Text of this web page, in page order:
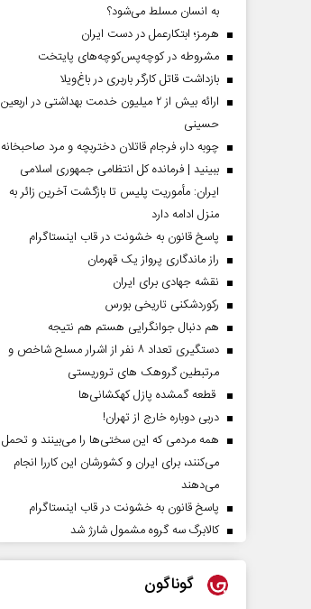
به انسان مسلط می‌شود؟
هرمز؛ ابتکارعمل در دست ایران
مشروطه در کوچه‌پس‌کوچه‌های پایتخت
بازداشت قاتل کارگر باربری در باغ‌ویلا
ارائه بیش از ۲ میلیون خدمت بهداشتی در اربعین
حسینی
چوبه دار، فرجام قاتلان دختربچه و مرد صاحبخانه
ببینید | فرمانده کل انتظامی جمهوری اسلامی
ایران­: مأموریت پلیس تا بازگشت آخرین زائر به
منزل ادامه دارد
پاسخ قانون به خشونت در قاب اینستاگرام
راز ماندگاری پرواز یک قهرمان
نقشه جهادی برای ایران
رکوردشکنی تاریخی بورس
هم دنبال جوانگرایی هستم هم نتیجه
دستگیری تعداد ۸ نفر از اشرار مسلح شاخص و
مرتبطین گروهک های تروریستی
قطعه گمشده پازل کهکشانی‌ها
دربی دوباره خارج از تهران!
همه مردمی که این سختی‌ها را می‌بینند و تحمل
می‌کنند، برای ایران و کشورشان این کاررا انجام
می‌دهند
پاسخ قانون به خشونت در قاب اینستاگرام
کالابرگ سه گروه مشمول شارژ شد
گوناگون